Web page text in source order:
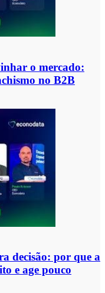
o mercado:
no B2B
decisão: por que a
e age pouco